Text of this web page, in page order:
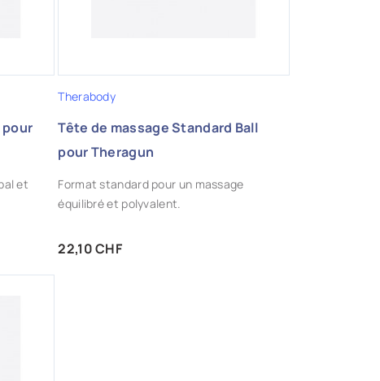
pour
et
Therabody
Tête de massage Standard Ball
pour Theragun
Format standard pour un massage
équilibré et polyvalent.
Prix
22,10 CHF